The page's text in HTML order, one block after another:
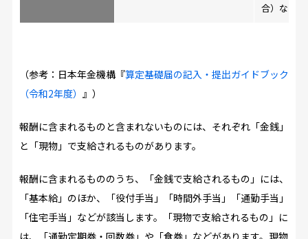
合）など
（参考：日本年金機構『算定基礎届の記入・提出ガイドブック
（令和2年度）
』）
報酬に含まれるものと含まれないものには、それぞれ「金銭」
と「現物」で支給されるものがあります。
報酬に含まれるもののうち、「金銭で支給されるもの」には、
「基本給」のほか、「役付手当」「時間外手当」「通勤手当」
「住宅手当」などが該当します。「現物で支給されるもの」に
は、「通勤定期券・回数券」や「食券」などがあります。現物